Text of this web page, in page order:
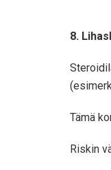
8.
Tämä
Riskin